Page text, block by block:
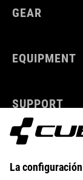
GEAR
EQUIPMENT
SUPPORT
ABOUT US